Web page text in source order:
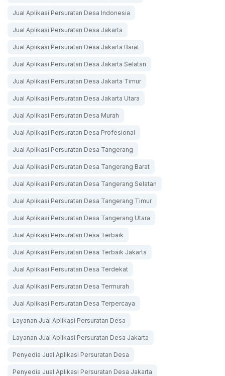
Jual Aplikasi Persuratan Desa Indonesia
Jual Aplikasi Persuratan Desa Jakarta
Jual Aplikasi Persuratan Desa Jakarta Barat
Jual Aplikasi Persuratan Desa Jakarta Selatan
Jual Aplikasi Persuratan Desa Jakarta Timur
Jual Aplikasi Persuratan Desa Jakarta Utara
Jual Aplikasi Persuratan Desa Murah
Jual Aplikasi Persuratan Desa Profesional
Jual Aplikasi Persuratan Desa Tangerang
Jual Aplikasi Persuratan Desa Tangerang Barat
Jual Aplikasi Persuratan Desa Tangerang Selatan
Jual Aplikasi Persuratan Desa Tangerang Timur
Jual Aplikasi Persuratan Desa Tangerang Utara
Jual Aplikasi Persuratan Desa Terbaik
Jual Aplikasi Persuratan Desa Terbaik Jakarta
Jual Aplikasi Persuratan Desa Terdekat
Jual Aplikasi Persuratan Desa Termurah
Jual Aplikasi Persuratan Desa Terpercaya
Layanan Jual Aplikasi Persuratan Desa
Layanan Jual Aplikasi Persuratan Desa Jakarta
Penyedia Jual Aplikasi Persuratan Desa
Penyedia Jual Aplikasi Persuratan Desa Jakarta